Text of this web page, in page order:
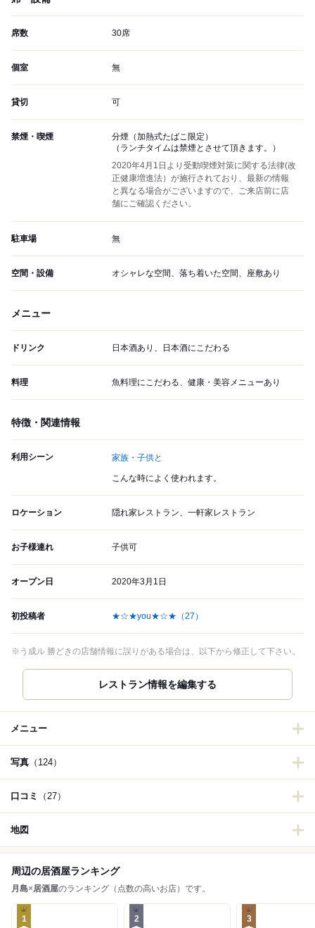
席数 30席
個室 無
貸切 可
禁煙・喫煙
分煙（加熱式たばこ限定）
（ランチタイムは禁煙とさせて頂きます。）
2020年4月1日より受動喫煙対策に関する法律(改
正健康増進法）が施行されており、最新の情報
と異なる場合がございますので、ご来店前に店
舗にご確認ください。
駐車場 無
空間・設備 オシャレな空間、落ち着いた空間、座敷あり
メニュー
ドリンク 日本酒あり、日本酒にこだわる
料理 魚料理にこだわる、健康・美容メニューあり
特徴・関連情報
利用シーン 家族・子供と
こんな時によく使われます。
ロケーション 隠れ家レストラン、一軒家レストラン
お子様連れ 子供可
オープン日 2020年3月1日
初投稿者 ★☆★you★☆★ （27）
※う成ル 勝どきの店舗情報に誤りがある場合は、以下から修正して下さい。
レストラン情報を編集する
メニュー
写真 （124）
口コミ （27）
地図
周辺の居酒屋ランキング
月島×居酒屋のランキング（点数の高いお店）です。
1 2 3